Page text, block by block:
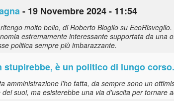
- 19 Novembre 2024 - 11:54
molto bello, di Roberto Bioglio su
estremamente interessante supportata da una
politica sempre più imbarazzante.
stupirebbe, è un politico di lungo corso.
amministrazione l'ho fatta, da sempre sono un
suoi, ma esisterebbe una via d'uscita per tornare